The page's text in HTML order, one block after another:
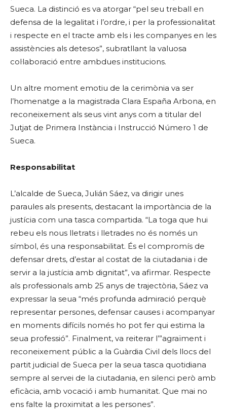
Sueca. La distinció es va atorgar “pel seu treball en
defensa de la legalitat i l’ordre, i per la professionalitat
i respecte en el tracte amb els i les companyes en les
assistències als detesos”, subratllant la valuosa
col·laboració entre ambdues institucions.
Un altre moment emotiu de la cerimònia va ser
l’homenatge a la magistrada Clara España Arbona, en
reconeixement als seus vint anys com a titular del
Jutjat de Primera Instància i Instrucció Número 1 de
Sueca.
Responsabilitat
L’alcalde de Sueca, Julián Sáez, va dirigir unes
paraules als presents, destacant la importància de la
justícia com una tasca compartida. “La toga que hui
rebeu els nous lletrats i lletrades no és només un
símbol, és una responsabilitat. És el compromís de
defensar drets, d’estar al costat de la ciutadania i de
servir a la justícia amb dignitat”, va afirmar. Respecte
als professionals amb 25 anys de trajectòria, Sáez va
expressar la seua “més profunda admiració perquè
representar persones, defensar causes i acompanyar
en moments difícils només ho pot fer qui estima la
seua professió”. Finalment, va reiterar l’”agraïment i
reconeixement públic a la Guàrdia Civil dels llocs del
partit judicial de Sueca per la seua tasca quotidiana
sempre al servei de la ciutadania, en silenci però amb
eficàcia, amb vocació i amb humanitat. Que mai no
ens falte la proximitat a les persones”.